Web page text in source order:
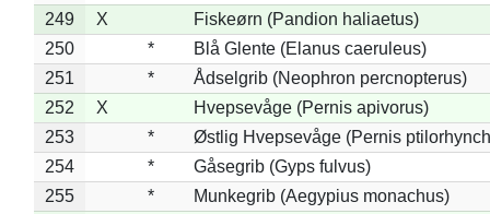
249
X
Fiskeørn (Pandion haliaetus)
250
*
Blå Glente (Elanus caeruleus)
251
*
Ådselgrib (Neophron percnopterus)
252
X
Hvepsevåge (Pernis apivorus)
253
*
Østlig Hvepsevåge (Pernis
254
*
Gåsegrib (Gyps fulvus)
255
*
Munkegrib (Aegypius monachus)